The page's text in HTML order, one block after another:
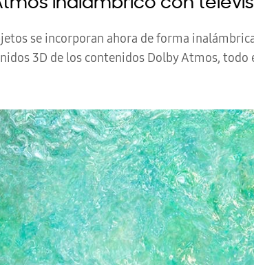
inalámbrico con
se incorporan ahora de forma
3D de los contenidos Dolby Atmos, todo